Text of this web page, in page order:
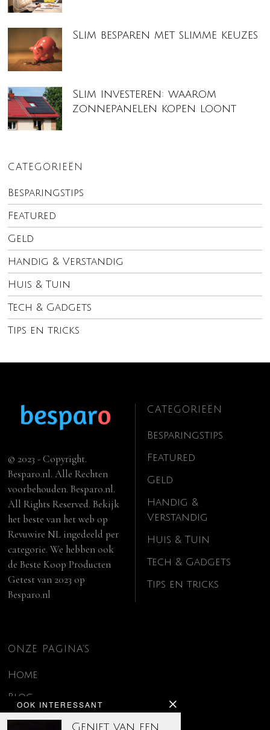
Slim besparen met slimme keuzes
Slim investeren: waarom
zonnepanelen kopen loont
CATEGORIEËN
Besparingstips
Featured
Geld
Handig & Verstandig
Huis & Tuin
Tech & Gadgets
Tips en tricks
OOK INTERESSANT
Geniet van een
© 2023 - Copyright.
Besparo.nl. Alle Rechten
voorbehouden. Besparo.nl.
All Rights Reserved. Bekijk
het beste van het web op
Revuwire NL ingedeeld per
categorie. We hebben ook
deBeste Koop Producten
Getest van 2023 op
Besparo.nl
CATEGORIEËN
Besparingstips
Featured
Geld
Handig &
Verstandig
Huis & Tuin
Tech & Gadgets
Tips en tricks
ONZE PAGINA’S
Home
Blog
Contact